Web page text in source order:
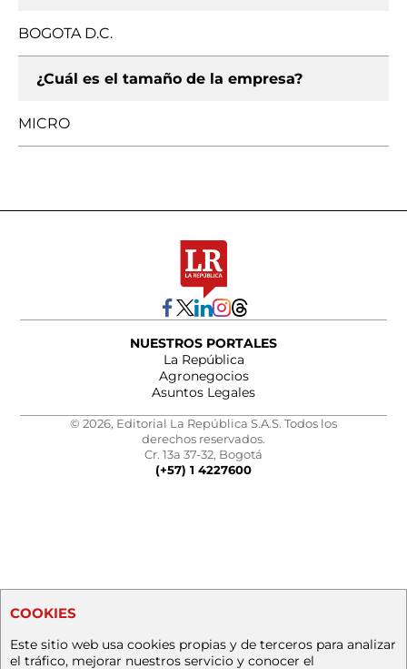
BOGOTA D.C.
¿Cuál es el tamaño de la empresa?
MICRO
NUESTROS PORTALES
La República
Agronegocios
Asuntos Legales
© 2026, Editorial La República S.A.S. Todos los
derechos reservados.
Cr. 13a 37-32, Bogotá
(+57) 1 4227600
COOKIES
Este sitio web usa cookies propias y de terceros para analizar
el tráfico, mejorar nuestros servicio y conocer el